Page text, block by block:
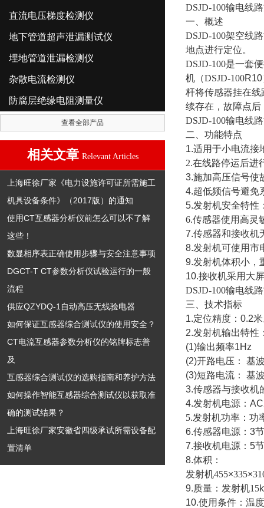
直流电压梯度检测仪
地下管道超声泄漏测试仪
埋地管道泄漏检测仪
杂散电流检测仪
防腐层绝缘电阻测量仪
查看全部产品
相关文章 Relevant Articles
上海旺徐厂家《电力设施许可证所需施工
机具设备条件》（2017版）的通知
使用CT互感器分析仪前怎么可以不了解
这些！
数显相序表正确使用步骤与安全注意事项
DGCT-T CT参数分析仪试验运行的一般
流程
供应QZYDQ-1自动高压无线验电器
如何保证互感器综合测试仪的使用安全？
CT电流互感器参数分析仪的铭牌标志普
及
互感器综合测试仪的选购指南和养护方法
如何操作智能互感器综合测试仪以获取准
确的测试结果？
上海旺徐厂家安徽省四级承试所需设备配
置清单
DSJD-100输电线
一、概述
DSJD-100架空线
地点进行定位。
DSJD-100是一套
机（DSJD-100
杆将传感器挂在
续存在，故障点
DSJD-100输电线
二、功能特点
1.适用于小电流接
2.在线路停运后进
3.施加高压信号使
4.超低频信号避免
5.发射机安全特性
6.传感器使用高灵
7.传感器和接收机
8.发射机可使用市
9.发射机体积小，
10.接收机采用大
DSJD-100输电线
三、技术指标
1.定位精度：0.2
2.发射机输出特性
(1)输出频率1Hz
(2)开路电压 ：
基
(3)短路电流 ：
基
3.传感器与接收机
4.发射机电源：
5.发射机功率：功
6.传感器电源：3
7.接收机电源：5
8.体积：
发射机455×335×
9.质量： 发射机15
10.使用条件：温